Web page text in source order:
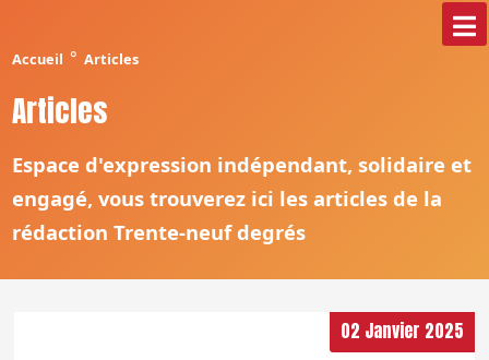
Accueil ° Articles
Articles
Espace d'expression indépendant, solidaire et
engagé, vous trouverez ici les articles de la
rédaction Trente-neuf degrés
02 Janvier 2025